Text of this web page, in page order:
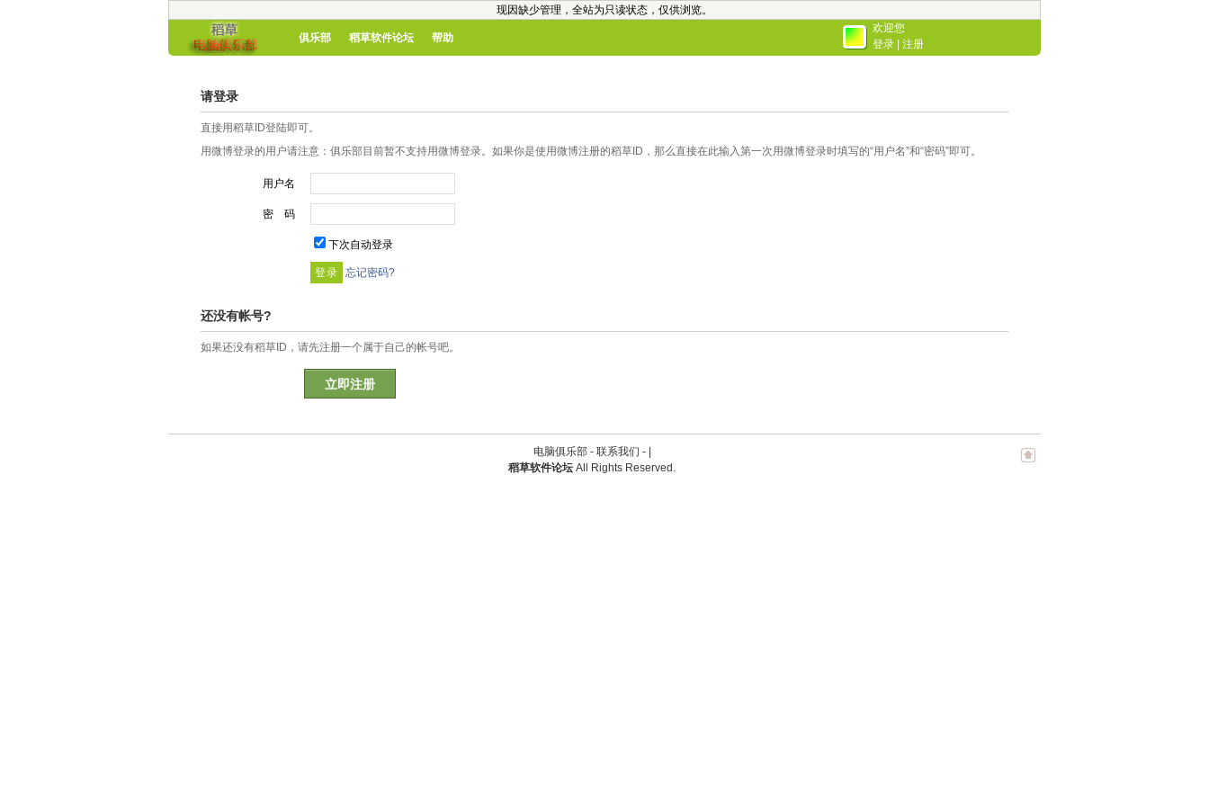
现因缺少管理，全站为只读状态，仅供浏览。
俱乐部 稻草软件论坛 帮助
欢迎您
登录
注册
请登录
直接用稻草ID登陆即可。
用微博登录的用户请注意：俱乐部目前暂不支持用微博登录。如果你是使用微博注册的稻草ID，那么直接在此输入第一次用微博登录时填写的“用户名”和“密码”即可。
用户名
密 码
下次自动登录
忘记密码?
还没有帐号?
如果还没有稻草ID，请先注册一个属于自己的帐号吧。
立即注册
电脑俱乐部 - 联系我们 -
稻草软件论坛 All Rights Reserved.